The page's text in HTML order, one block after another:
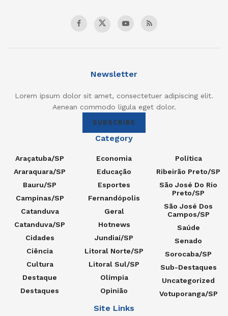
Newsletter
Lorem ipsum dolor sit amet, consectetuer adipiscing elit.
Aenean commodo ligula eget dolor.
SUBSCRIBE
Category
Araçatuba/SP
Araraquara/SP
Bauru/SP
Campinas/SP
Catanduva
Catanduva/SP
Cidades
Ciência
Cultura
Destaque
Destaques
Economia
Educação
Esportes
Fernandópolis
Geral
Hotnews
Jundiaí/SP
Litoral Norte/SP
Litoral Sul/SP
Olímpia
Opinião
Política
Ribeirão Preto/SP
São José Do Rio
Preto/SP
São José Dos
Campos/SP
Saúde
Senado
Sorocaba/SP
Sub-Destaques
Uncategorized
Votuporanga/SP
Site Links